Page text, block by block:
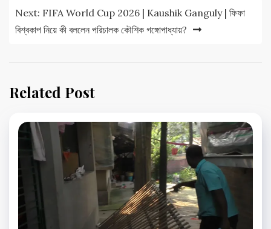
Next: FIFA World Cup 2026 | Kaushik Ganguly | ফিফা
বিশ্বকাপ নিয়ে কী বললেন পরিচালক কৌশিক গঙ্গোপাধ্যায়?
Related Post